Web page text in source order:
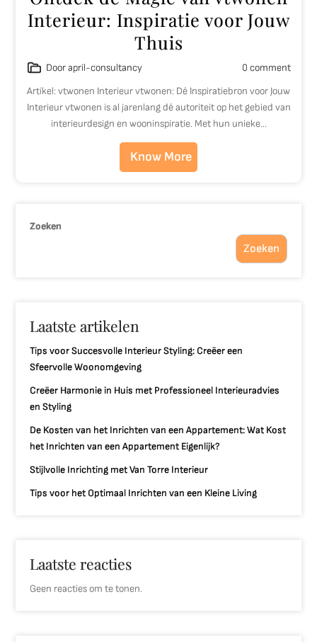
Interieur: Inspiratie voor Jouw
Thuis
Door april-consultancy
0 comment
Artikel: vtwonen Interieur vtwonen: Dé Inspiratiebron voor Jouw
Interieur vtwonen is al jarenlang dé autoriteit op het gebied van
interieurdesign en wooninspiratie. Met hun unieke…
Know More
Zoeken
Zoeken
Laatste artikelen
Tips voor Succesvolle Interieur Styling: Creëer een
Sfeervolle Woonomgeving
Creëer Harmonie in Huis met Professioneel Interieuradvies
en Styling
De Kosten van het Inrichten van een Appartement: Wat Kost
het Inrichten van een Appartement Eigenlijk?
Stijlvolle Inrichting met Van Torre Interieur
Tips voor het Optimaal Inrichten van een Kleine Living
Laatste reacties
Geen reacties om te tonen.